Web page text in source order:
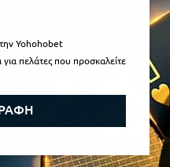
Yohohobet
πελάτες που προσκαλείτε